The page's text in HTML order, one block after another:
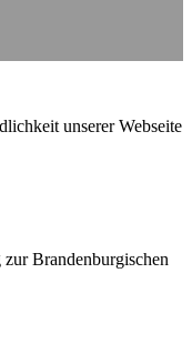
unserer Webseite
Brandenburgischen